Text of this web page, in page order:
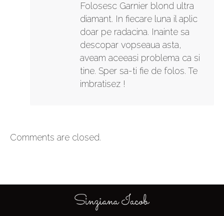
Folosesc Garnier blond ultra
diamant. In fiecare luna il aplic
doar pe radacina. Inainte sa
descopar vopseaua asta,
aveam aceeasi problema ca si
tine. Sper sa-ti fie de folos. Te
imbratisez !
Comments are closed.